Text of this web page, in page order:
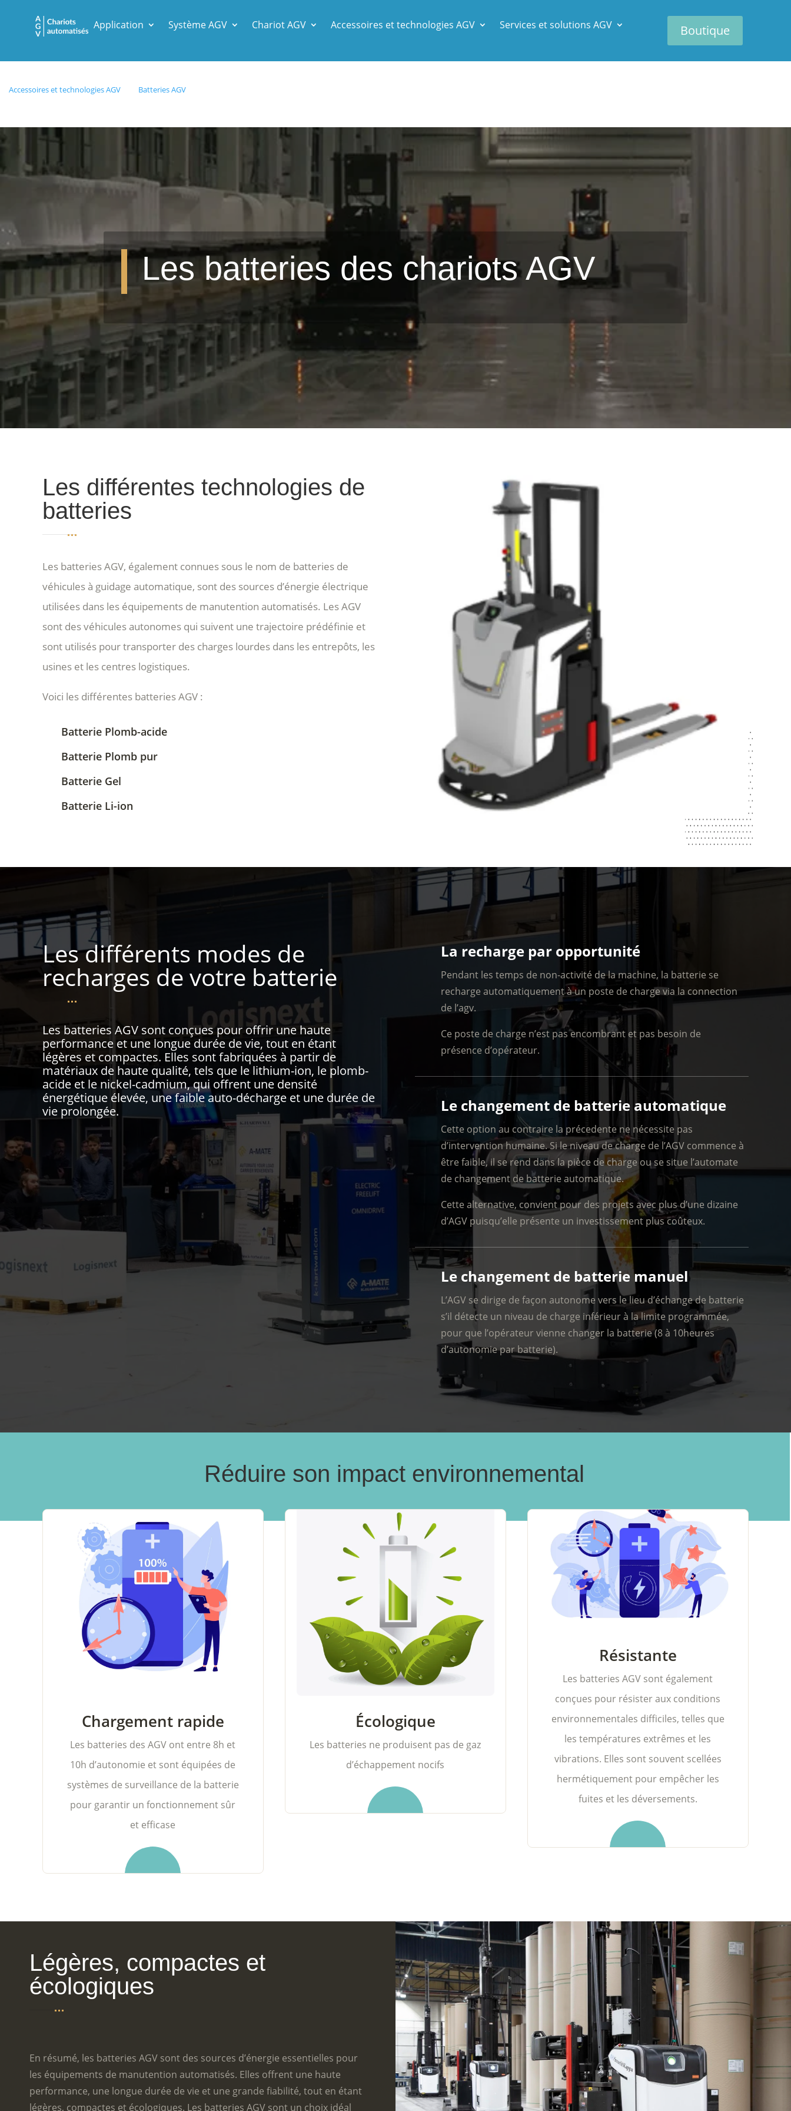
Application Système AGV Chariot AGV Accessoires et technologies AGV Services et solutions AGV Boutique
Accessoires et technologies AGV Batteries AGV
Les batteries des chariots AGV
Les différentes technologies de
batteries
Les batteries AGV, également connues sous le nom de batteries de
véhicules à guidage automatique, sont des sources d’énergie électrique
utilisées dans les équipements de manutention automatisés. Les AGV
sont des véhicules autonomes qui suivent une trajectoire prédéfinie et
sont utilisés pour transporter des charges lourdes dans les entrepôts, les
usines et les centres logistiques.
Voici les différentes batteries AGV :
Batterie Plomb-acide
Batterie Plomb pur
Batterie Gel
Batterie Li-ion
Les différents modes de
recharges de votre batterie
Les batteries AGV sont conçues pour offrir une haute
performance et une longue durée de vie, tout en étant
légères et compactes. Elles sont fabriquées à partir de
matériaux de haute qualité, tels que le lithium-ion, le plomb-
acide et le nickel-cadmium, qui offrent une densité
énergétique élevée, une faible auto-décharge et une durée de
vie prolongée.
La recharge par opportunité
Pendant les temps de non-activité de la machine, la batterie se
recharge automatiquement à un poste de charge via la connection
de l’agv.
Ce poste de charge n’est pas encombrant et pas besoin de
présence d’opérateur.
Le changement de batterie automatique
Cette option au contraire la précedente ne nécessite pas
d’intervention humaine. Si le niveau de charge de l’AGV commence à
être faible, il se rend dans la pièce de charge ou se situe l’automate
de changement de batterie automatique.
Cette alternative, convient pour des projets avec plus d’une dizaine
d’AGV puisqu’elle présente un investissement plus coûteux.
Le changement de batterie manuel
L’AGV se dirige de façon autonome vers le lieu d’échange de batterie
s’il détecte un niveau de charge inférieur à la limite programmée,
pour que l’opérateur vienne changer la batterie (8 à 10heures
d’autonomie par batterie).
Réduire son impact environnemental
Chargement rapide
Les batteries des AGV ont entre 8h et
10h d’autonomie et sont équipées de
systèmes de surveillance de la batterie
pour garantir un fonctionnement sûr
et efficase
Écologique
Les batteries ne produisent pas de gaz
d’échappement nocifs
Résistante
Les batteries AGV sont également
conçues pour résister aux conditions
environnementales difficiles, telles que
les températures extrêmes et les
vibrations. Elles sont souvent scellées
hermétiquement pour empêcher les
fuites et les déversements.
Légères, compactes et
écologiques
En résumé, les batteries AGV sont des sources d’énergie essentielles pour
les équipements de manutention automatisés. Elles offrent une haute
performance, une longue durée de vie et une grande fiabilité, tout en étant
légères, compactes et écologiques. Les batteries AGV sont un choix idéal